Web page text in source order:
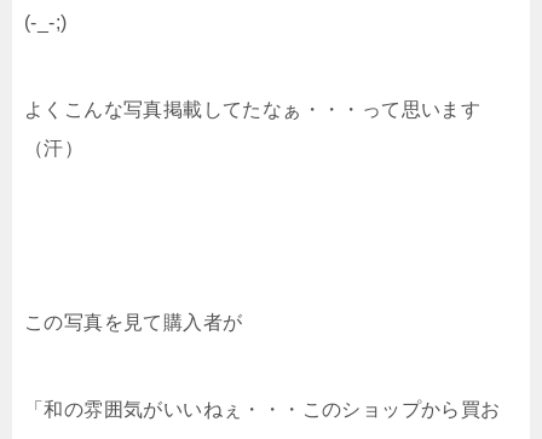
(-_-;)
よくこんな写真掲載してたなぁ・・・って思います
（汗）
この写真を見て購入者が
「和の雰囲気がいいねぇ・・・このショップから買お